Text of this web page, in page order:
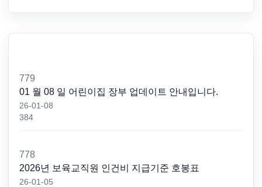
779
01 월 08 일 어린이집 장부 업데이트 안내입니다.
26-01-08
384
778
2026년 보육교직원 인건비 지급기준 호봉표
26-01-05